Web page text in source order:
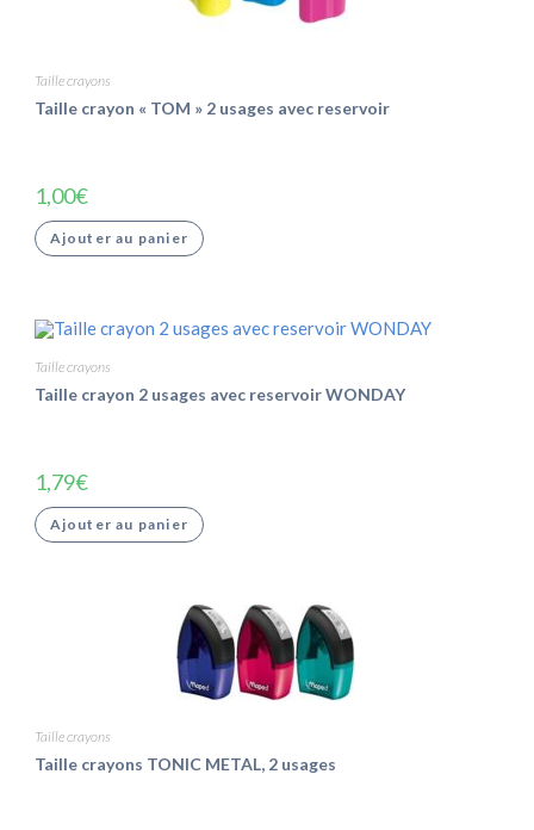
Taille crayons
Taille crayon « TOM » 2 usages avec reservoir
1,00€
Ajouter au panier
Taille crayons
Taille crayon 2 usages avec reservoir WONDAY
1,79€
Ajouter au panier
Taille crayons
Taille crayons TONIC METAL, 2 usages